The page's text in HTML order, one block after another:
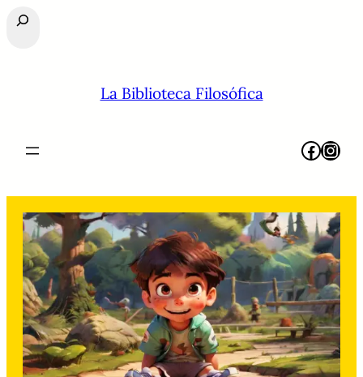
Buscar
La Biblioteca Filosófica
Facebook Instagram